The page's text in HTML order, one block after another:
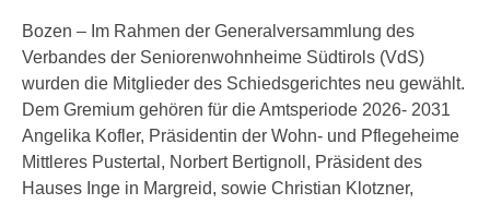
Bozen – Im Rahmen der Generalversammlung des
Verbandes der Seniorenwohnheime Südtirols (VdS)
wurden die Mitglieder des Schiedsgerichtes neu gewählt.
Dem Gremium gehören für die Amtsperiode 2026- 2031
Angelika Kofler, Präsidentin der Wohn- und Pflegeheime
Mittleres Pustertal, Norbert Bertignoll, Präsident des
Hauses Inge in Margreid, sowie Christian Klotzner,